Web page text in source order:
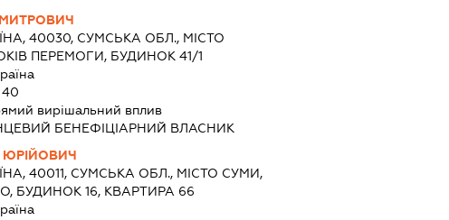
40030, СУМСЬКА ОБЛ., МІСТО
ПЕРЕМОГИ, БУДИНОК 41/1
40
вирішальний вплив
БЕНЕФІЦІАРНИЙ ВЛАСНИК
ЮРІЙОВИЧ
40011, СУМСЬКА ОБЛ., МІСТО СУМИ,
БУДИНОК 16, КВАРТИРА 66